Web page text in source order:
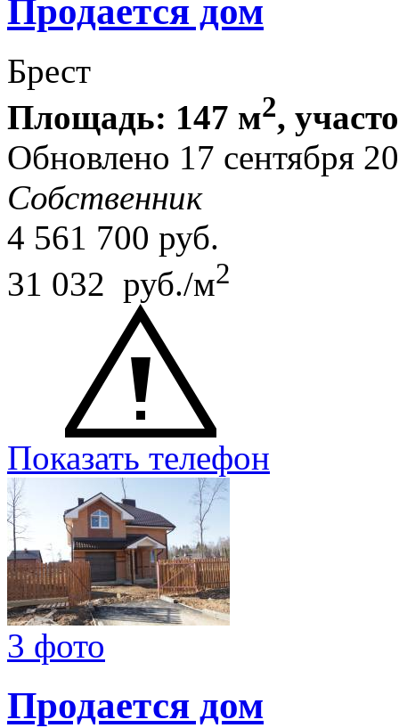
Продается дом
Брест
Площадь: 147 м2,
Обновлено 17 сентября
Собственник
4 561 700 руб.
31 032 руб./м2
Показать телефон
3 фото
Продается дом